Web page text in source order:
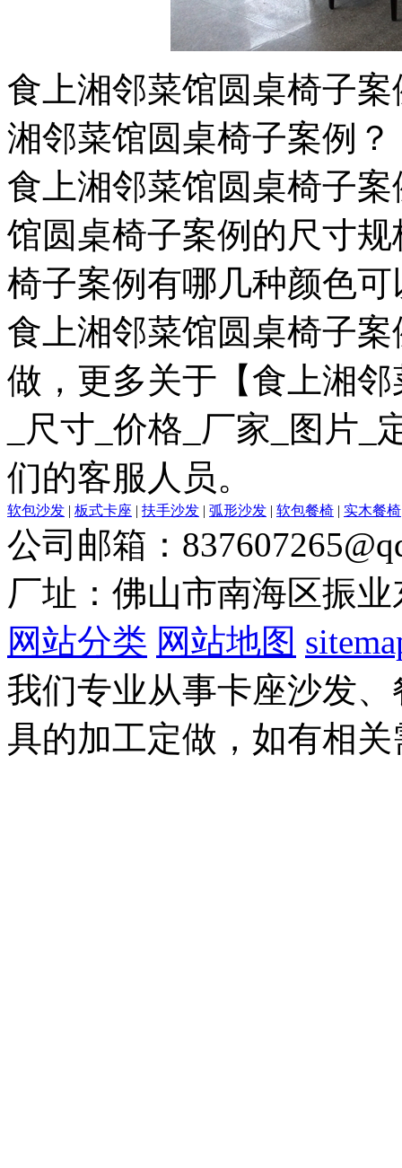
食上湘邻菜馆圆桌椅子
湘邻菜馆圆桌椅子案例？
食上湘邻菜馆圆桌椅子
馆圆桌椅子案例的尺寸
椅子案例有哪几种颜色
食上湘邻菜馆圆桌椅子
做，更多关于【食上湘
_尺寸_价格_厂家_图片
们的客服人员。
软包沙发 | 板式卡座 | 扶手沙发 | 弧形沙发 | 软包餐椅 | 实木餐椅
公司邮箱：
厂址：佛山市南海区振
网站分类 网站地图
我们专业从事卡座沙发
具的加工定做，如有相